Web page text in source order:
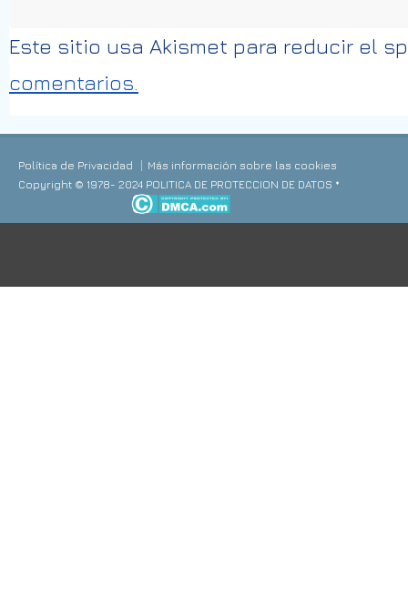
Este sitio usa Akismet para reducir el
comentarios.
Política de Privacidad
Más información sobre las cookies
Copyright © 1978- 2024 POLITICA DE PROTECCION DE DATOS *